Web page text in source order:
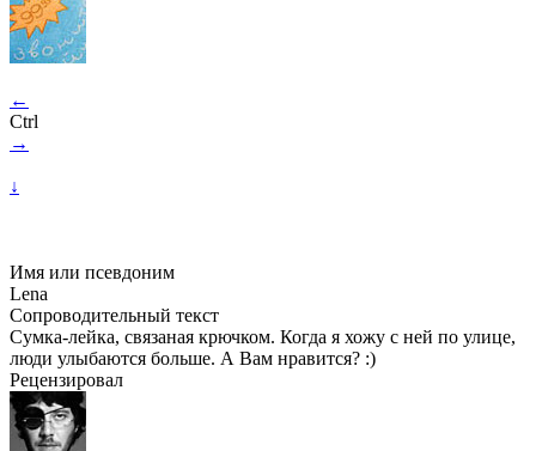
←
Ctrl
→
↓
Имя или псевдоним
Lena
Сопроводительный текст
Сумка-лейка, связаная крючком. Когда я хожу с ней по улице,
люди улыбаются больше. А Вам нравится? :)
Рецензировал